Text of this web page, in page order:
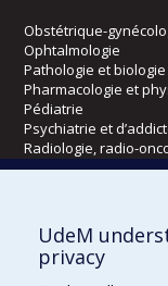
Obstétrique-
Ophtalmologie
Pathologie et
Pharmacologie et
Pédiatrie
Psychiatrie et
Radiologie, radio-
Écoles
Kinésiologie et des
Orthophonie et
UdeM
privacy